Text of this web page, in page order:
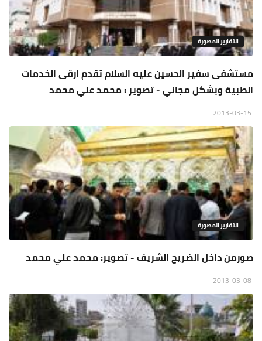
التقارير المصورة
مستشفى سفير الحسين عليه السلام تقدم ارقى الخدمات
الطبية وبشكل مجاني - تصوير : محمد علي محمد
التقارير المصورة
صورمن داخل الضريح الشريف - تصوير: محمد علي محمد